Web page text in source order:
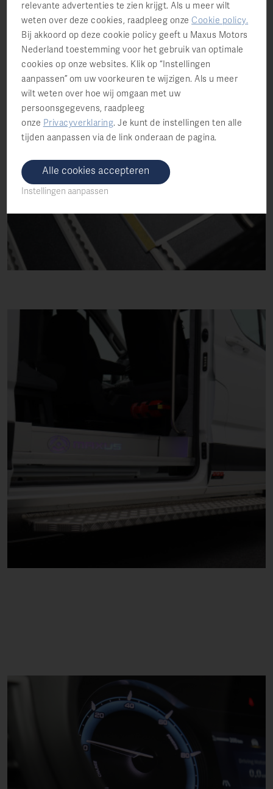
relevante advertenties te zien krijgt. Als u meer wilt
weten over deze cookies, raadpleeg onzeCookie policy.
Bij akkoord op deze cookie policy geeft u Maxus Motors
Nederland toestemming voor het gebruik van optimale
cookies op onze websites. Klik op “Instellingen
aanpassen” om uw voorkeuren te wijzigen. Als u meer
wilt weten over hoe wij omgaan met uw
persoonsgegevens, raadpleeg
onze Privacyverklaring. Je kunt de instellingen ten alle
tijden aanpassen via de link onderaan de pagina.
Alle cookies accepteren
Instellingen aanpassen